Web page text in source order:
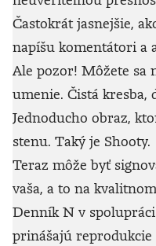
Častokrát jasnejšie,
napíšu komentátori a
Ale pozor! Môžete sa
umenie. Čistá kresba,
Jednoducho obraz,
stenu. Taký je Shooty.
Teraz môže byť
vaša, a to na
Denník N v
prinášajú